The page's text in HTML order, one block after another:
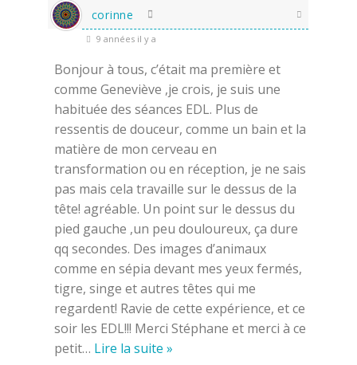
corinne
9 années il y a
Bonjour à tous, c’était ma première et
comme Geneviève ,je crois, je suis une
habituée des séances EDL. Plus de
ressentis de douceur, comme un bain et la
matière de mon cerveau en
transformation ou en réception, je ne sais
pas mais cela travaille sur le dessus de la
tête! agréable. Un point sur le dessus du
pied gauche ,un peu douloureux, ça dure
qq secondes. Des images d’animaux
comme en sépia devant mes yeux fermés,
tigre, singe et autres têtes qui me
regardent! Ravie de cette expérience, et ce
soir les EDL!!! Merci Stéphane et merci à ce
petit… Lire la suite »